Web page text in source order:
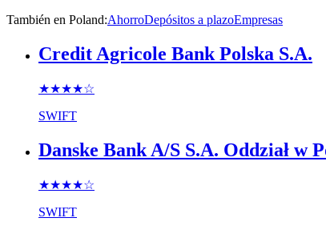
También en Poland:AhorroDepósitos a plazoEmpresas
Credit Agricole Bank Polska S.A.
★★★★☆
SWIFT
Danske Bank A/S S.A. Oddział w
★★★★☆
SWIFT